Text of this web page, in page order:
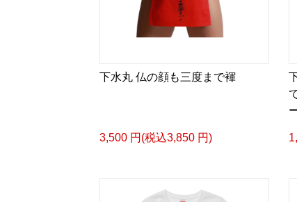
下水丸 仏の顔も三度まで褌
3,500 円(税込3,850 円)